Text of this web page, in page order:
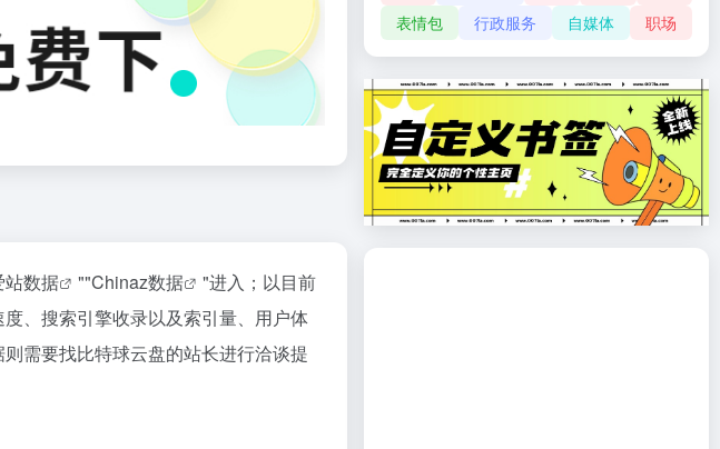
站数据 ""Chinaz数据
"进入；以目前
、搜索引擎收录以及索引量、用户体
需要找比特球云盘的站长进行洽谈提
表情包
行政服务 自媒体 职场